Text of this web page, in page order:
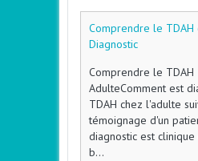
Comprendre le TDAH
Diagnostic
Comprendre le TDAH
AdulteComment est
TDAH chez l'adulte
témoignage d'un
diagnostic est
b...